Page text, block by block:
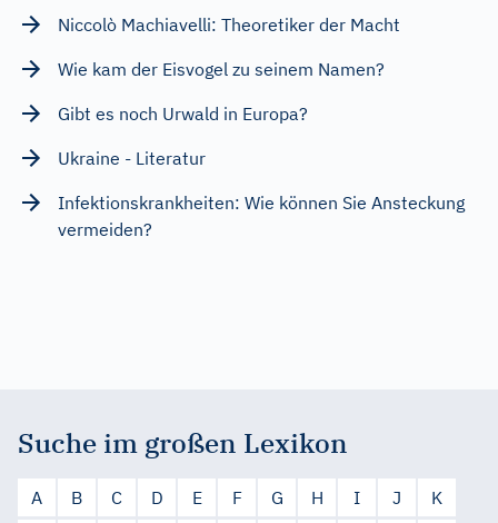
Niccolò Machiavelli: Theoretiker der Macht
Wie kam der Eisvogel zu seinem Namen?
Gibt es noch Urwald in Europa?
Ukraine - Literatur
Infektionskrankheiten: Wie können Sie Ansteckung
vermeiden?
Suche im großen Lexikon
A B C D E F G H I J
K